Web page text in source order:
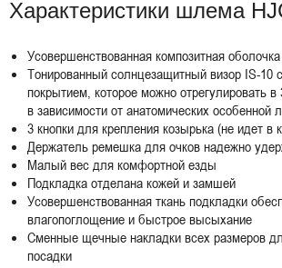
Характеристики шлема
Усовершенствованная композитная
Тонированный солнцезащитный визор IS-10
покрытием, которое можно отрегулировать
в зависимости от анатомических особенной
3 кнопки для крепления козырька (не идет
Держатель ремешка для очков надежно
Малый вес для комфортной езды
Подкладка отделана кожей и замшей
Усовершенствованная ткань подкладки
влагопоглощение и быстрое высыхание
Сменные щечные накладки всех размеров
посадки